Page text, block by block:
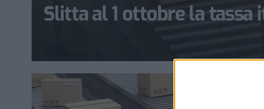
Slitta al 1 ottobre la tassa